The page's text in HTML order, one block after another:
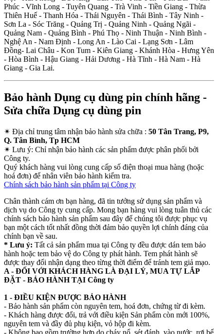
Phúc - Vĩnh Long - Tuyên Quang - Trà Vinh - Tiền Giang - Thừa
Thiên Huế - Thanh Hóa - Thái Nguyên - Thái Bình - Tây Ninh -
Sơn La - Sóc Trăng - Quảng Trị - Quảng Ninh - Quảng Ngãi -
Quảng Nam - Quảng Bình - Phú Thọ - Ninh Thuận - Ninh Bình -
Nghệ An - Nam Định - Long An - Lào Cai - Lạng Sơn - Lâm
Đồng- Lai Châu - Kon Tum - Kiên Giang - Khánh Hòa - Hưng Yên
- Hòa Bình - Hậu Giang - Hải Dương - Hà Tĩnh - Hà Nam - Hà
Giang - Gia Lai.
Bảo hành Dụng cụ dùng pin chính hãng -
Sửa chữa Dụng cụ dùng pin
✴ Địa chỉ trung tâm nhận bảo hành sửa chữa : 50 Tân Trang, P9,
Q. Tân Bình, Tp HCM
✴ Lưu ý: Chỉ nhận bảo hành các sản phẩm được phân phối bởi
Công ty.
Quý khách hàng vui lòng cung cấp số điện thoại mua hàng (hoặc
hoá đơn) để nhân viên bảo hành kiểm tra.
Chính sách bảo hành sản phẩm tại Công ty
Chân thành cám ơn bạn hàng, đã tin tưởng sử dụng sản phẩm và
dịch vụ do Công ty cung cấp. Mong bạn hàng vui lòng tuân thủ các
chính sách bảo hành sản phẩm sau đây để chúng tôi được phục vụ
bạn một cách tốt nhất đồng thời đảm bảo quyền lợi chính đáng của
chính bạn về sau.
* Lưu ý: Tất cả sản phẩm mua tại Công ty đều được dán tem bảo
hành hoặc tem bảo vệ do Công ty phát hành. Tem phát hành sẽ
được thay đổi nhận dạng theo từng thời điểm để tránh tem giả mạo.
A - ĐỐI VỚI KHÁCH HÀNG LÀ ĐẠI LÝ, MUA TỰ LẮP
ĐẶT - BẢO HÀNH TẠI Công ty
1 - ĐIỀU KIỆN ĐƯỢC BẢO HÀNH
- Bảo hành sản phẩm còn nguyên tem, hoá đơn, chứng từ đi kèm.
- Khách hàng được đổi, trả với điều kiện Sản phẩm còn mới 100%,
nguyên tem và đầy đủ phụ kiện, vỏ hộp đi kèm.
- Không bao gồm trường hợp do cháy nổ, sét đánh, vào nước, rơi bể